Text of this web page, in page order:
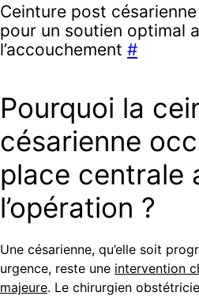
Ceinture post
pour un soutien optimal
l’accouchement #
Pourquoi la
césarienne
place centrale
l’opération ?
Une césarienne, qu’elle soit
urgence, reste une intervention
majeure. Le chirurgien